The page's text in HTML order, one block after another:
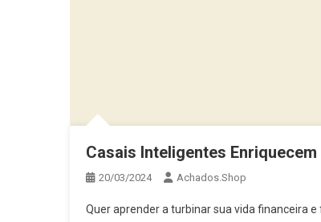
Casais Inteligentes
20/03/2024 Achados.Shop
Quer aprender a turbinar sua vida financeira